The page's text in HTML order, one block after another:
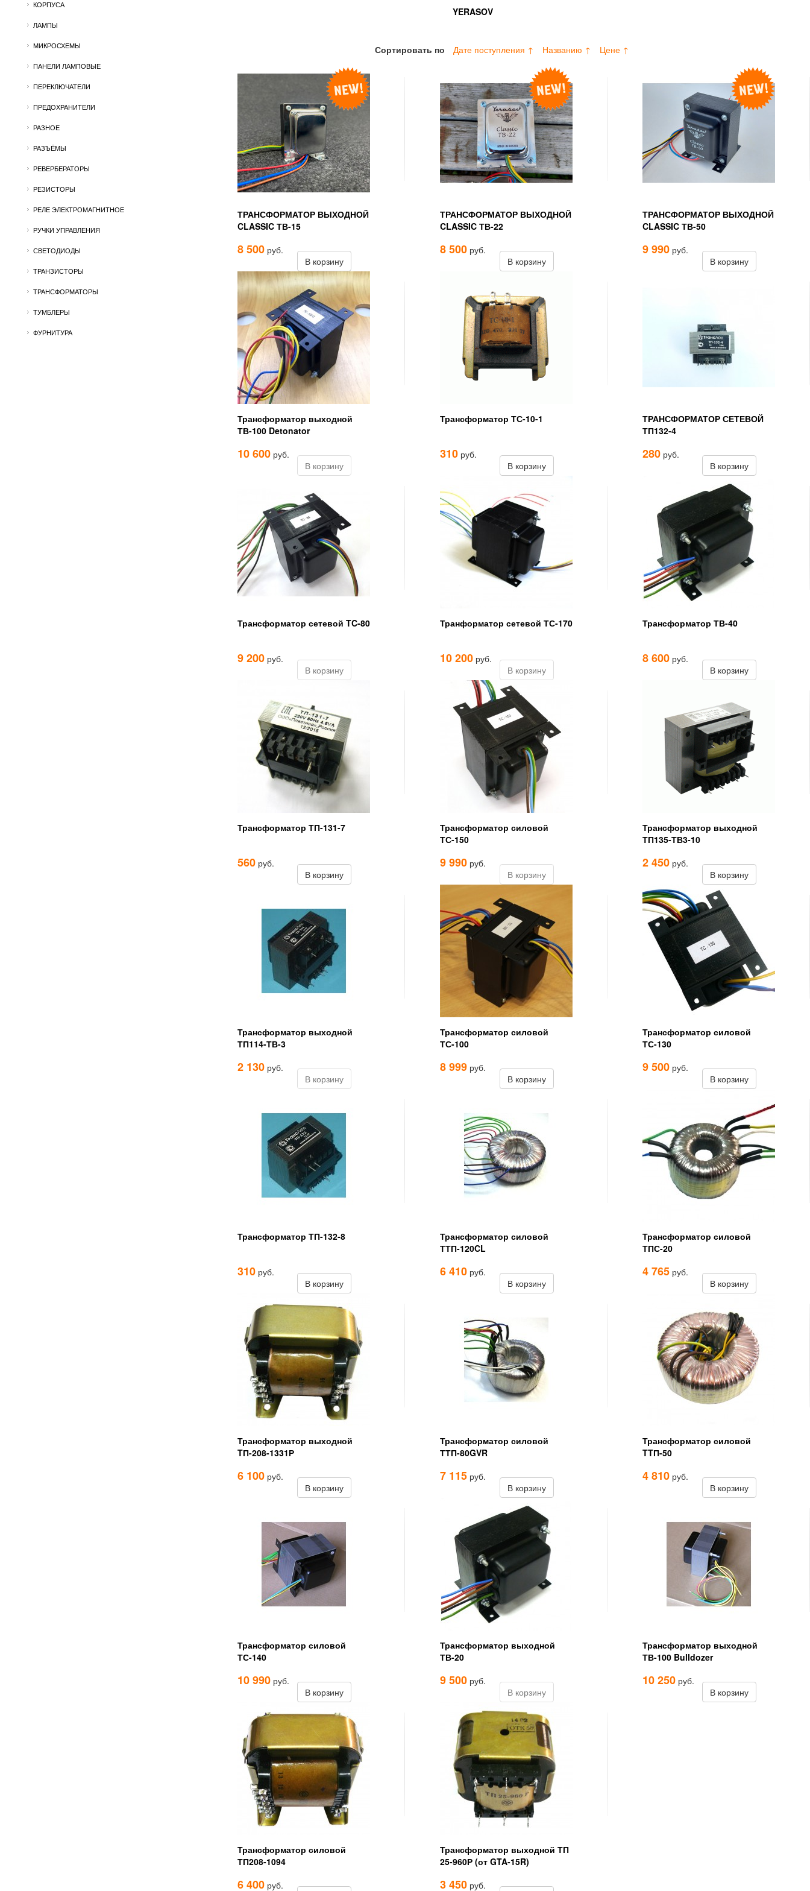
КОРПУСА
ЛАМПЫ
МИКРОСХЕМЫ
ПАНЕЛИ ЛАМПОВЫЕ
ПЕРЕКЛЮЧАТЕЛИ
ПРЕДОХРАНИТЕЛИ
РАЗНОЕ
РАЗЪЁМЫ
РЕВЕРБЕРАТОРЫ
РЕЗИСТОРЫ
РЕЛЕ ЭЛЕКТРОМАГНИТНОЕ
РУЧКИ УПРАВЛЕНИЯ
СВЕТОДИОДЫ
ТРАНЗИСТОРЫ
ТРАНСФОРМАТОРЫ
ТУМБЛЕРЫ
ФУРНИТУРА
YERASOV
Сортировать по Дате поступления ↑ Названию ↑ Цене ↑
ТРАНСФОРМАТОР ВЫХОДНОЙ
CLASSIC ТВ-15
8 500 руб.
В корзину
ТРАНСФОРМАТОР ВЫХОДНОЙ
CLASSIC ТВ-22
8 500 руб.
В корзину
ТРАНСФОРМАТОР ВЫХОДНОЙ
CLASSIC ТВ-50
9 990 руб.
В корзину
Трансформатор выходной
ТВ-100 Detonator
10 600 руб.
В корзину
Трансформатор ТС-10-1
310 руб.
В корзину
ТРАНСФОРМАТОР СЕТЕВОЙ
ТП132-4
280 руб.
В корзину
Трансформатор сетевой TC-80
9 200 руб.
В корзину
Транформатор сетевой ТС-170
10 200 руб.
В корзину
Трансформатор ТВ-40
8 600 руб.
В корзину
Трансформатор ТП-131-7
560 руб.
В корзину
Трансформатор силовой
ТС-150
9 990 руб.
В корзину
Трансформатор выходной
ТП135-ТВ3-10
2 450 руб.
В корзину
Трансформатор выходной
ТП114-ТВ-3
2 130 руб.
В корзину
Трансформатор силовой
ТС-100
8 999 руб.
В корзину
Трансформатор силовой
ТС-130
9 500 руб.
В корзину
Трансформатор ТП-132-8
310 руб.
В корзину
Трансформатор силовой
ТТП-120CL
6 410 руб.
В корзину
Трансформатор силовой
ТПС-20
4 765 руб.
В корзину
Трансформатор выходной
TП-208-1331Р
6 100 руб.
В корзину
Трансформатор силовой
ТТП-80GVR
7 115 руб.
В корзину
Трансформатор силовой
TTП-50
4 810 руб.
В корзину
Трансформатор силовой
ТС-140
10 990 руб.
В корзину
Трансформатор выходной
ТВ-20
9 500 руб.
В корзину
Трансформатор выходной
ТВ-100 Bulldozer
10 250 руб.
В корзину
Трансформатор силовой
ТП208-1094
6 400 руб.
Трансформатор выходной ТП
25-960Р (от GTA-15R)
3 450 руб.